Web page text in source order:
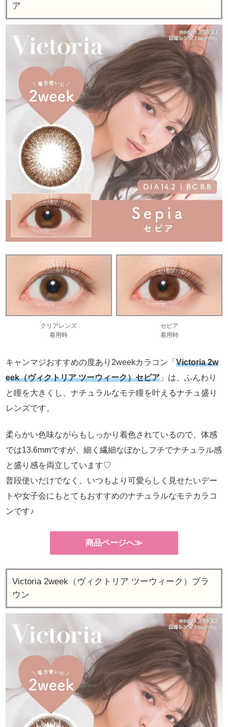
ア
クリアレンズ
着用時
セピア
着用時
キャンマジおすすめの度あり2weekカラコン「 Victoria 2w
eek（ヴィクトリア ツーウィーク）セピア 」は、ふんわり
と瞳を大きくし、ナチュラルなモテ瞳を叶えるナチュ盛り
レンズです。
柔らかい色味ながらもしっかり着色されているので、体感
では13.6mmですが、細く繊細なぼかしフチでナチュラル感
と盛り感を両立しています♡
普段使いだけでなく、いつもより可愛らしく見せたいデー
トや女子会にもとてもおすすめのナチュラルなモテカラコ
ンです♪
商品ページへ≫
Victoria 2week（ヴィクトリア ツーウィーク）ブラ
ウン